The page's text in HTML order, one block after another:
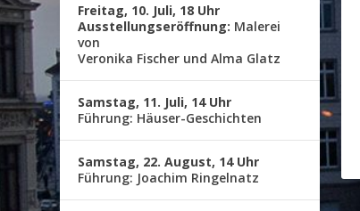
Freitag, 10. Juli, 18 Uhr
Ausstellungseröffnung: Malerei
von
Veronika Fischer und Alma Glatz
Samstag, 11. Juli, 14 Uhr
Führung: Häuser-Geschichten
Samstag, 22. August, 14 Uhr
Führung: Joachim Ringelnatz